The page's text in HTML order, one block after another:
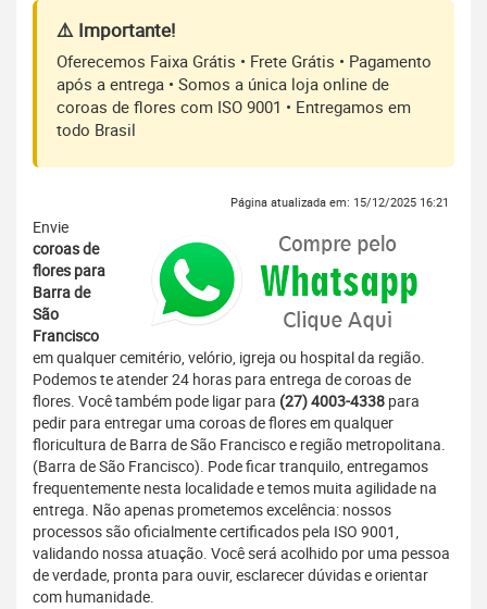
⚠️ Importante!
Oferecemos Faixa Grátis • Frete Grátis • Pagamento
após a entrega • Somos a única loja online de
coroas de flores com ISO 9001 • Entregamos em
todo Brasil
Página atualizada em: 15/12/2025 16:21
Envie
coroas de
flores para
Barra de
São
Francisco
em qualquer cemitério, velório, igreja ou hospital da região.
Podemos te atender 24 horas para entrega de coroas de
flores. Você também pode ligar para (27) 4003-4338 para
pedir para entregar uma coroas de flores em qualquer
floricultura de Barra de São Francisco e região metropolitana.
(Barra de São Francisco). Pode ficar tranquilo, entregamos
frequentemente nesta localidade e temos muita agilidade na
entrega. Não apenas prometemos excelência: nossos
processos são oficialmente certificados pela ISO 9001,
validando nossa atuação. Você será acolhido por uma pessoa
de verdade, pronta para ouvir, esclarecer dúvidas e orientar
com humanidade.